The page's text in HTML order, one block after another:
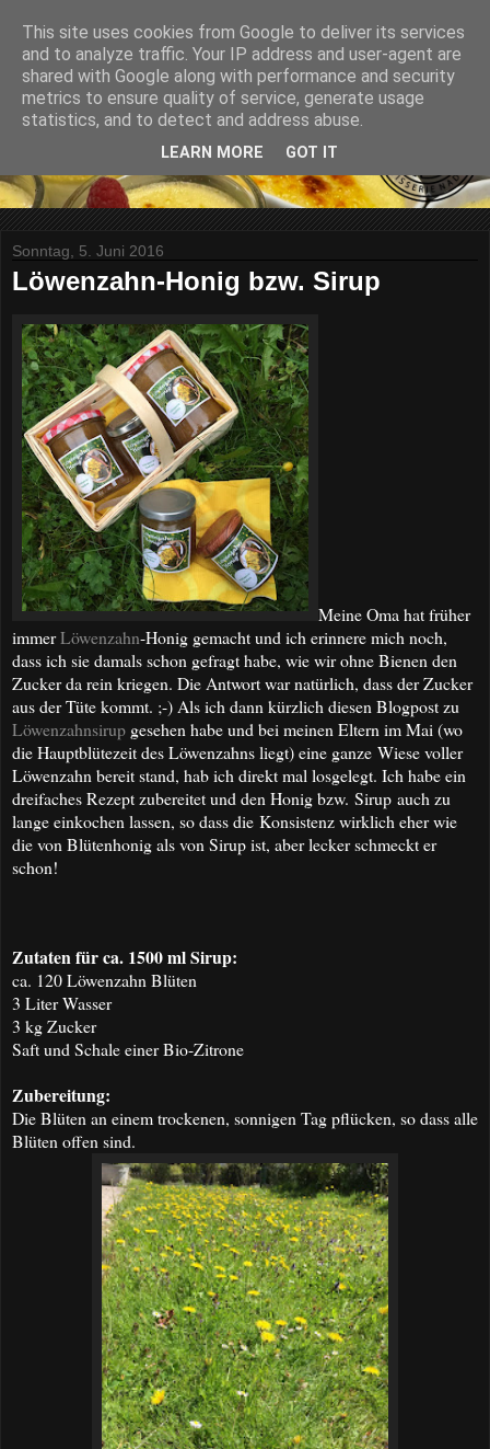
Sonntag, 5. Juni 2016
Löwenzahn-Honig bzw. Sirup
Meine Oma hat früher
immerLöwenzahn-Honig gemacht und ich erinnere mich noch,
dass ich sie damals schon gefragt habe, wie wir ohne Bienen den
Zucker da rein kriegen. Die Antwort war natürlich, dass der Zucker
aus der Tüte kommt. ;-) Als ich dann kürzlich diesen Blogpost zu
Löwenzahnsirup gesehen habe und bei meinen Eltern im Mai (wo
die Hauptblütezeit des Löwenzahns liegt) eine ganze Wiese voller
Löwenzahn bereit stand, hab ich direkt mal losgelegt. Ich habe ein
dreifaches Rezept zubereitet und den Honig bzw. Sirup auch zu
lange einkochen lassen, so dass die Konsistenz wirklich eher wie
die von Blütenhonig als von Sirup ist, aber lecker schmeckt er
schon!
Zutaten für ca. 1500 ml Sirup:
ca. 120 Löwenzahn Blüten
3 Liter Wasser
3 kg Zucker
Saft und Schale einer Bio-Zitrone
Zubereitung:
Die Blüten an einem trockenen, sonnigen Tag pflücken, so dass alle
Blüten offen sind.
This site uses cookies from Google to deliver its services
and to analyze traffic. Your IP address and user-agent are
shared with Google along with performance and security
metrics to ensure quality of service, generate usage
statistics, and to detect and address abuse.
LEARN MORE GOT IT